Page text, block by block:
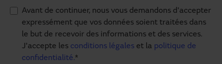
Avant de continuer, nous vous demandons d'accepter
expressément que vos données soient traitées dans
le but de recevoir des informations et des services.
J'accepte les conditions légales et la politique de
confidentialité.*